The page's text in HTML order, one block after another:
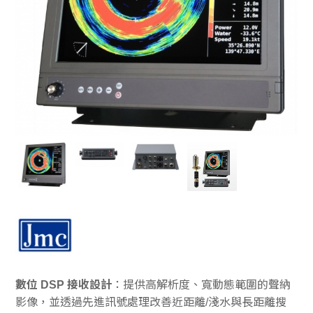
數位 DSP 接收設計 ：提供高解析度、寬動態範圍的聲納
影像，並透過先進訊號處理改善近距離/淺水與長距離搜